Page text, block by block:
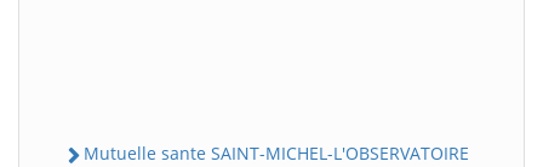
Mutuelle sante SAINT-MICHEL-L'OBSERVATOIRE